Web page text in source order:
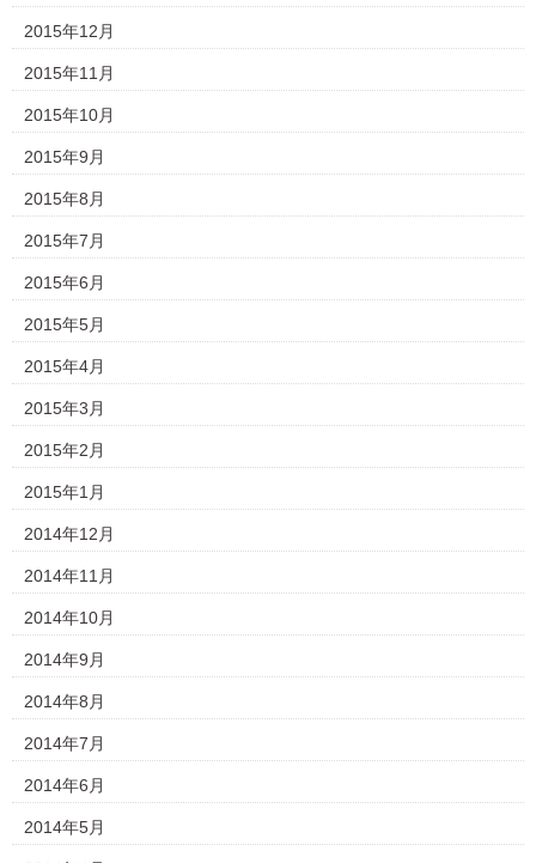
2015年12月
2015年11月
2015年10月
2015年9月
2015年8月
2015年7月
2015年6月
2015年5月
2015年4月
2015年3月
2015年2月
2015年1月
2014年12月
2014年11月
2014年10月
2014年9月
2014年8月
2014年7月
2014年6月
2014年5月